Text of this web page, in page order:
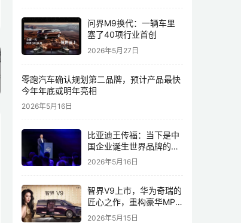
问界M9换代：一辆车里
塞了40项行业首创
2026年5月27日
零跑汽车确认规划第二品牌，预计产品最快
今年年底或明年亮相
2026年5月16日
比亚迪王传福：当下是中
国企业诞生世界品牌的最
佳历史机遇，尤其是制造
2026年5月16日
智界V9上市，华为奇瑞的
匠心之作，重构豪华MPV
市场格局
2026年5月15日